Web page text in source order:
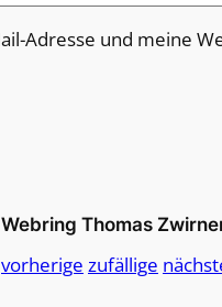
Adresse und meine
Webring Thomas
vorherige zufällige